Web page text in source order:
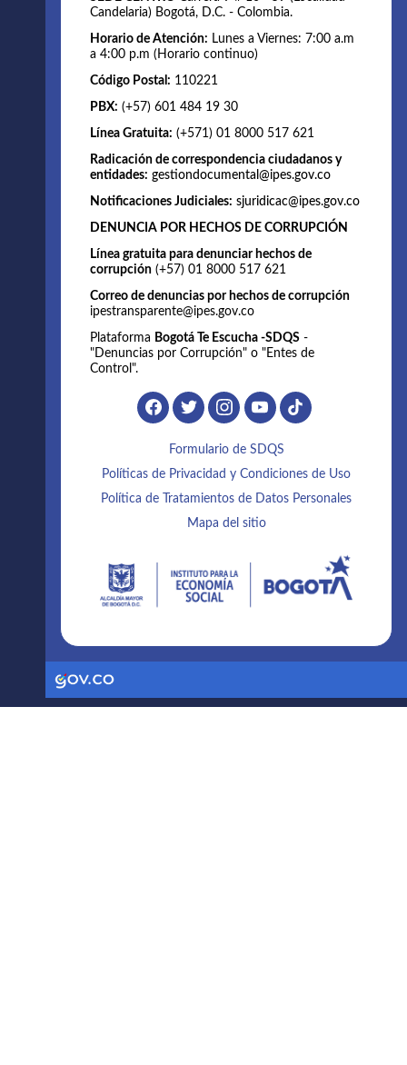
Candelaria) Bogotá, D.C. - Colombia.
Horario de Atención: Lunes a Viernes: 7:00 a.m
a 4:00 p.m (Horario continuo)
Código Postal: 110221
PBX: (+57) 601 484 19 30
Línea Gratuita: (+571) 01 8000 517 621
Radicación de correspondencia ciudadanos y
entidades: gestiondocumental@ipes.gov.co
Notificaciones Judiciales: sjuridicac@ipes.gov.co
DENUNCIA POR HECHOS DE CORRUPCIÓN
Línea gratuita para denunciar hechos de
corrupción (+57) 01 8000 517 621
Correo de denuncias por hechos de corrupción
ipestransparente@ipes.gov.co
Plataforma Bogotá Te Escucha -SDQS -
"Denuncias por Corrupción" o "Entes de
Control".
Formulario de SDQS
Políticas de Privacidad y Condiciones de Uso
Política de Tratamientos de Datos Personales
Mapa del sitio